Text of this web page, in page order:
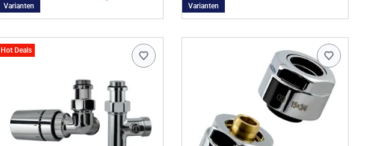
Varianten Varianten
Hot Deals